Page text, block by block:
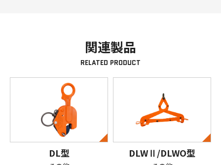
関連製品
RELATED PRODUCT
DL型 DLWⅡ/DLWO型